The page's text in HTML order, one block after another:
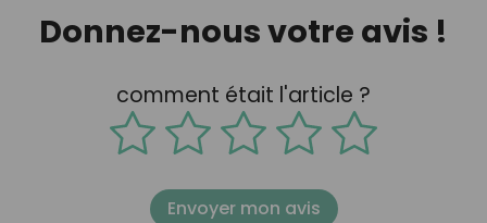
Donnez-nous votre avis !
comment était l'article ?
Envoyer mon avis